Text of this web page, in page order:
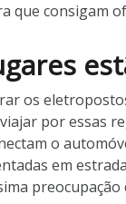
que consigam
os
por essas
o
em